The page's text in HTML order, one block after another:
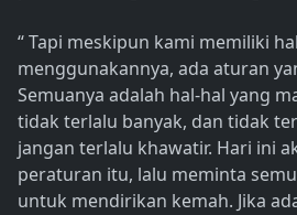
“ Tapi meskipun kami memiliki
menggunakannya, ada aturan
Semuanya adalah hal-hal yang
tidak terlalu banyak, dan tidak
jangan terlalu khawatir. Hari ini
peraturan itu, lalu meminta
untuk mendirikan kemah. Jika